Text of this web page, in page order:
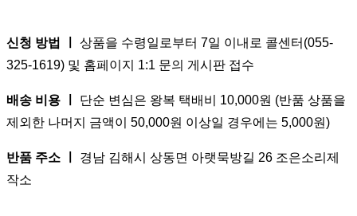
신청 방법 ㅣ 상품을 수령일로부터 7일 이내로 콜센터(055-
325-1619) 및 홈페이지 1:1 문의 게시판 접수
배송 비용 ㅣ
단순 변심은 왕복 택배비 10,000원 (반품 상품을
제외한 나머지 금액이 50,000원 이상일 경우에는 5,000원)
반품 주소 ㅣ
경남 김해시 상동면 아랫묵방길 26 조은소리제
작소